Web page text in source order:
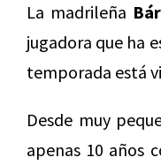
La madrileña
jugadora que ha
temporada está
Desde muy
apenas 10 años